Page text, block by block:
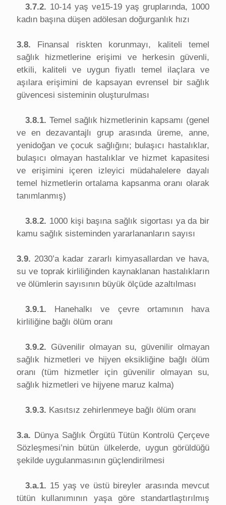
3.7.2. 10-14 yaş ve15-19 yaş gruplarında, 1000
kadın başına düşen adölesan doğurganlık hızı
3.8. Finansal riskten korunmayı, kaliteli temel
sağlık hizmetlerine erişimi ve herkesin güvenli,
etkili, kaliteli ve uygun fiyatlı temel ilaçlara ve
aşılara erişimini de kapsayan evrensel bir sağlık
güvencesi sisteminin oluşturulması
3.8.1. Temel sağlık hizmetlerinin kapsamı (genel
ve en dezavantajlı grup arasında üreme, anne,
yenidoğan ve çocuk sağlığını; bulaşıcı hastalıklar,
bulaşıcı olmayan hastalıklar ve hizmet kapasitesi
ve erişimini içeren izleyici müdahalelere dayalı
temel hizmetlerin ortalama kapsanma oranı olarak
tanımlanmış)
3.8.2. 1000 kişi başına sağlık sigortası ya da bir
kamu sağlık sisteminden yararlananların sayısı
3.9. 2030’a kadar zararlı kimyasallardan ve hava,
su ve toprak kirliliğinden kaynaklanan hastalıkların
ve ölümlerin sayısının büyük ölçüde azaltılması
3.9.1. Hanehalkı ve çevre ortamının hava
kirliliğine bağlı ölüm oranı
3.9.2. Güvenilir olmayan su, güvenilir olmayan
sağlık hizmetleri ve hijyen eksikliğine bağlı ölüm
oranı (tüm hizmetler için güvenilir olmayan su,
sağlık hizmetleri ve hijyene maruz kalma)
3.9.3. Kasıtsız zehirlenmeye bağlı ölüm oranı
3.a. Dünya Sağlık Örgütü Tütün Kontrolü Çerçeve
Sözleşmesi’nin bütün ülkelerde, uygun görüldüğü
şekilde uygulanmasının güçlendirilmesi
3.a.1. 15 yaş ve üstü bireyler arasında mevcut
tütün kullanımının yaşa göre standartlaştırılmış